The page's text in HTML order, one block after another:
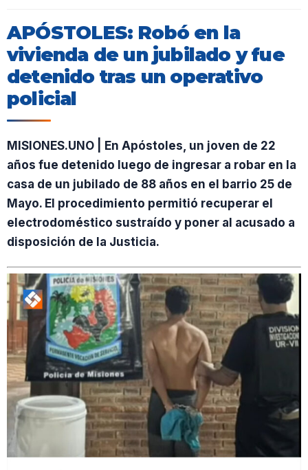
APÓSTOLES: Robó en la
vivienda de un jubilado y fue
detenido tras un operativo
policial
MISIONES.UNO | En Apóstoles, un joven de 22
años fue detenido luego de ingresar a robar en la
casa de un jubilado de 88 años en el barrio 25 de
Mayo. El procedimiento permitió recuperar el
electrodoméstico sustraído y poner al acusado a
disposición de la Justicia.